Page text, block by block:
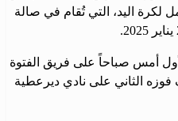
لكرة اليد، التي تُقام في صالة
أمس صباحاً على فريق الفتوة
أضاف فوزه الثاني على نادي ديرعطية